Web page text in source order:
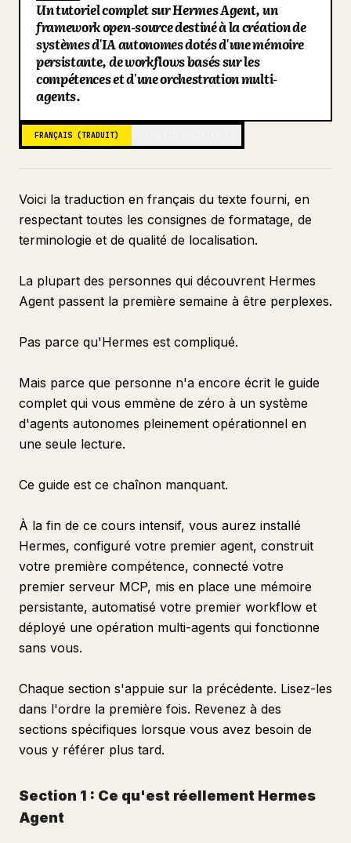
Blog
Mises à jour
Processus
Résultat
performance-tracker
Objectif
Déclencheur
Résultat
Section 10 : Opérations multi-agents
pipeline-orchestrator
Objectif
Déclencheur
Résultat
Processus
Processus
Résultat
Processus
Résultat
Processus
Résultat
Section 12 : Dépannage et opérations
Contrôle Qualité
Processus Informé par la Mémoire
Un tutoriel complet sur Hermes Agent, un
framework open-source destiné à la création de
systèmes d'IA autonomes dotés d'une mémoire
persistante, de workflows basés sur les
compétences et d'une orchestration multi-
agents.
FRANÇAIS (TRADUIT)
Voici la traduction en français du texte fourni, en
respectant toutes les consignes de formatage, de
terminologie et de qualité de localisation.
La plupart des personnes qui découvrent Hermes
Agent passent la première semaine à être perplexes.
Pas parce qu'Hermes est compliqué.
Mais parce que personne n'a encore écrit le guide
complet qui vous emmène de zéro à un système
d'agents autonomes pleinement opérationnel en
une seule lecture.
Ce guide est ce chaînon manquant.
À la fin de ce cours intensif, vous aurez installé
Hermes, configuré votre premier agent, construit
votre première compétence, connecté votre
premier serveur MCP, mis en place une mémoire
persistante, automatisé votre premier workflow et
déployé une opération multi-agents qui fonctionne
sans vous.
Chaque section s'appuie sur la précédente. Lisez-les
dans l'ordre la première fois. Revenez à des
sections spécifiques lorsque vous avez besoin de
vous y référer plus tard.
Section 1 : Ce qu'est réellement Hermes
Agent